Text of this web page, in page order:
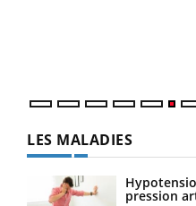
LES MALADIES
pression